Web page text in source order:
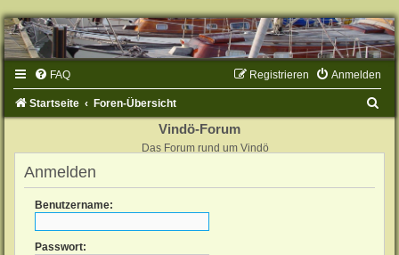
FAQ Anmelden
Registrieren
Startseite Foren-Übersicht
Vindö-Forum
Das Forum rund um Vindö
Anmelden
Benutzername:
Passwort: